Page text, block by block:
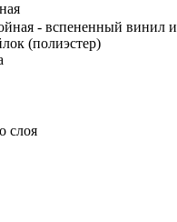
- вспененный винил и
(полиэстер)
слоя